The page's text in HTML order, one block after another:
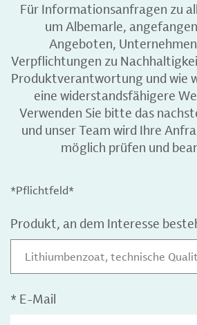
Für Informationsanfragen zu
um Albemarle,
Angeboten,
Verpflichtungen zu
Produktverantwortung und wie
eine widerstandsfähigere
Verwenden Sie bitte das
und unser Team wird Ihre
möglich prüfen und
*Pflichtfeld*
Produkt, an dem Interesse
Lithiumbenzoat, technische
* E-Mail